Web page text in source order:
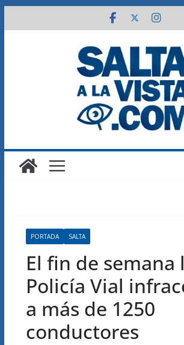
al
PORTADA SALTA
El fin de semana
Policía Vial
a más de 1250
conductores